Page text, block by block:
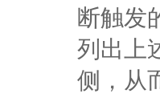
断触发
列出上
侧，从